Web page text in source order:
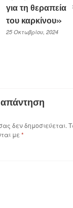
για τη θεραπεία
του καρκίνου»
25 Οκτωβρίου, 2024
δεν δημοσιεύεται.
με *